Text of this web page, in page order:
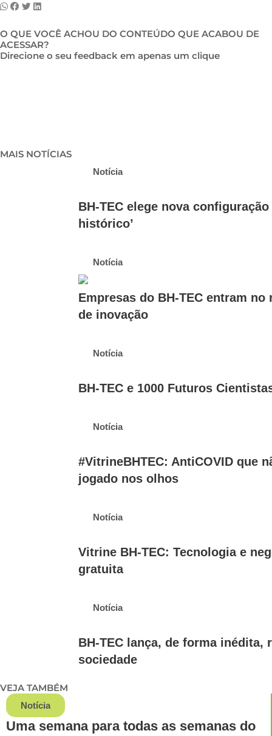
O QUE VOCÊ ACHOU DO CONTEÚDO QUE ACABOU DE
ACESSAR?
Direcione o seu feedback em apenas um clique
MAIS NOTÍCIAS
Notícia
BH-TEC elege nova
histórico’
Notícia
Empresas do BH-TEC entram
de inovação
Notícia
BH-TEC e 1000 Futuros
Notícia
#VitrineBHTEC: AntiCOVID que
jogado nos olhos
Notícia
Vitrine BH-TEC: Tecnologia e
gratuita
Notícia
BH-TEC lança, de forma inédita,
sociedade
VEJA TAMBÉM
Notícia
Uma semana para todas as semanas do